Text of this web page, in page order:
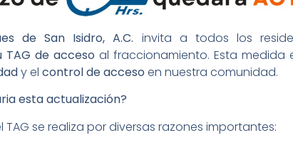
de San Isidro, A.C. invita a todos los
TAG de acceso al fraccionamiento. Esta medida
y elcontrol de acceso en nuestra comunidad.
esta actualización?
se realiza por diversas razones importantes: